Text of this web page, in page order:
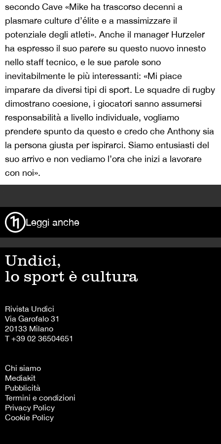
secondo Cave «Mike ha trascorso decenni a
plasmare culture d’élite e a massimizzare il
potenziale degli atleti». Anche il manager Hurzeler
ha espresso il suo parere su questo nuovo innesto
nello staff tecnico, e le sue parole sono
inevitabilmente le più interessanti: «Mi piace
imparare da diversi tipi di sport. Le squadre di rugby
dimostrano coesione, i giocatori sanno assumersi
responsabilità a livello individuale, vogliamo
prendere spunto da questo e credo che Anthony sia
la persona giusta per ispirarci. Siamo entusiasti del
suo arrivo e non vediamo l’ora che inizi a lavorare
con noi».
Leggi anche
Undici,
lo sport è cultura
Rivista Undici
Via Garofalo 31
20133 Milano
T +39 02 36504651
Chi siamo
Mediakit
Pubblicità
Termini e condizioni
Privacy Policy
Cookie Policy